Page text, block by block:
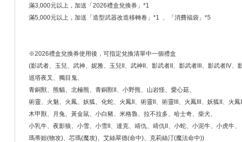
滿3,000元以上，加送「2026禮盒兌換券」*1
滿5,000元以上，加送「造型武器改造移轉卷」*1 、「消費福袋」*5
※2026禮盒兌換券使用後，可指定兌換清單中一個禮盒
(影武者、玉兒、武神、妮雅、玉兒II、武神II、影武者II、影武者III、影武者IV、
巡塔夜叉、獨目鬼、
青銅獸、熊貓、北極熊、青銅獸II、小野熊、山岩怪、愛心菇、
術靈、火魅、火鳳、妖狐、化蛇、火鳳II、術靈II、術靈III、火鳳III、妖狐II、火鳳
木甲獸、月兔、黃金鼠、小白豬、米格魯、拉不拉多、哈士奇、柴犬、
小乳牛、夜影狼、小雪、小雪II、達克、靖仇、靖仇II、小蛇、小泥牛、小虎牛、
瑪蒂妲(物攻)、芯瑪(魔攻)、艾絲翠德(命中)、克莉絲汀(魔法命中))